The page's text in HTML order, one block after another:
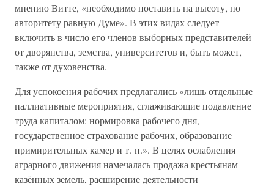
мнению Витте, «необходимо поставить на высоту, по
авторитету равную Думе». В этих видах следует
включить в число его членов выборных представителей
от дворянства, земства, университетов и, быть может,
также от духовенства.
Для успокоения рабочих предлагались «лишь отдельные
паллиативные мероприятия, сглаживающие подавление
труда капиталом: нормировка рабочего дня,
государственное страхование рабочих, образование
примирительных камер и т. п.». В целях ослабления
аграрного движения намечалась продажа крестьянам
казённых земель, расширение деятельности